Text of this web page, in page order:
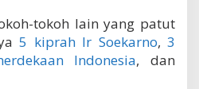
tokoh lain yang patut
5 kiprah Ir Soekarno,3
Indonesia, dan